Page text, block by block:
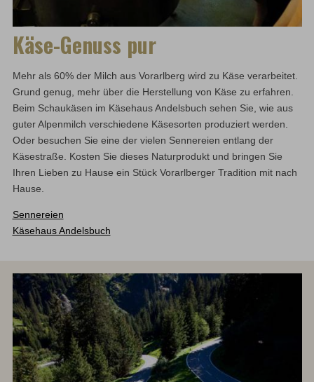
Käse-Genuss pur
Mehr als 60% der Milch aus Vorarlberg wird zu Käse verarbeitet.
Grund genug, mehr über die Herstellung von Käse zu erfahren.
Beim Schaukäsen im Käsehaus Andelsbuch sehen Sie, wie aus
guter Alpenmilch verschiedene Käsesorten produziert werden.
Oder besuchen Sie eine der vielen Sennereien entlang der
Käsestraße. Kosten Sie dieses Naturprodukt und bringen Sie
Ihren Lieben zu Hause ein Stück Vorarlberger Tradition mit nach
Hause.
Sennereien
Käsehaus Andelsbuch